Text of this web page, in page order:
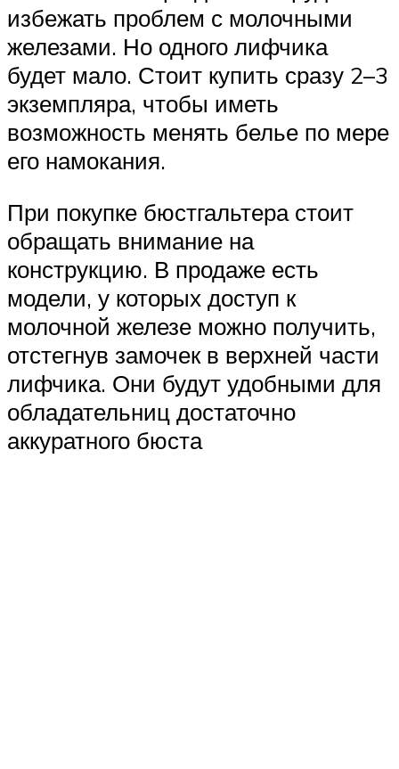
избежать проблем с молочными
железами. Но одного лифчика
будет мало. Стоит купить сразу 2–3
экземпляра, чтобы иметь
возможность менять белье по мере
его намокания.
При покупке бюстгальтера стоит
обращать внимание на
конструкцию. В продаже есть
модели, у которых доступ к
молочной железе можно получить,
отстегнув замочек в верхней части
лифчика. Они будут удобными для
обладательниц достаточно
аккуратного бюста